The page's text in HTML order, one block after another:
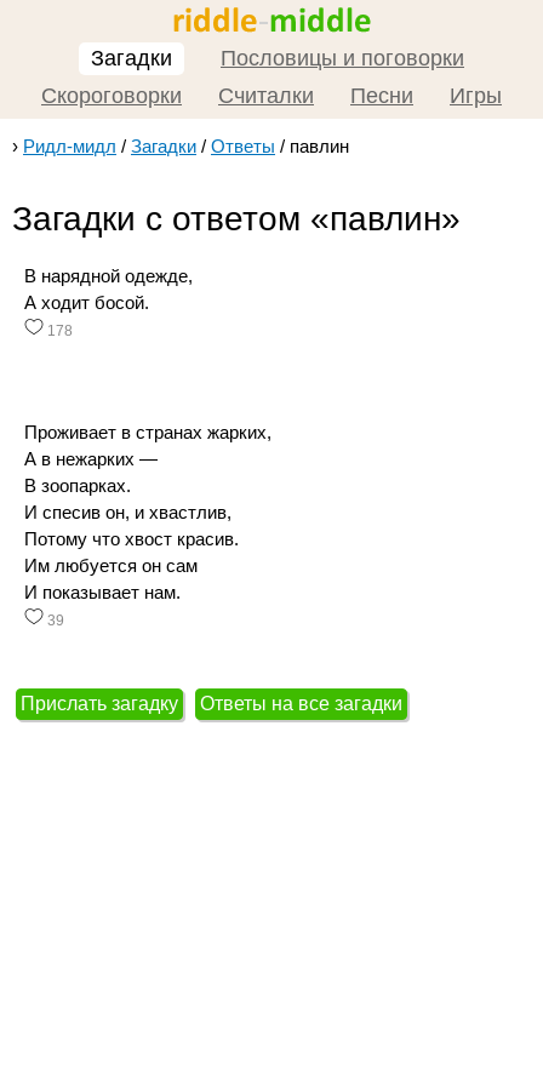
Загадки
Пословицы и поговорки
Скороговорки
Считалки Песни Игры
› Ридл-мидл / Загадки / Ответы / павлин
Загадки с ответом «павлин»
В нарядной одежде,
А ходит босой.
178
Проживает в странах жарких,
А в нежарких —
В зоопарках.
И спесив он, и хвастлив,
Потому что хвост красив.
Им любуется он сам
И показывает нам.
39
Прислать загадку Ответы на все загадки